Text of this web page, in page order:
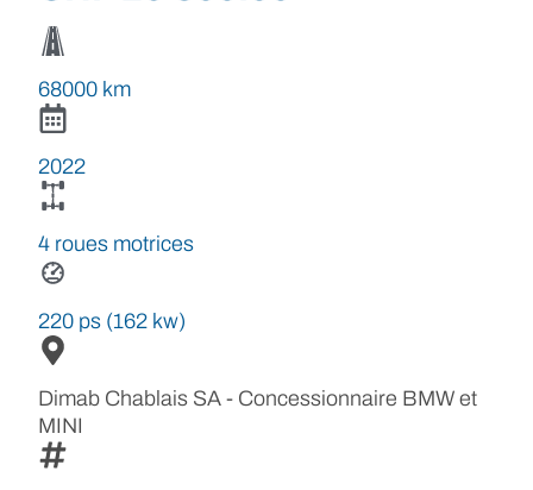
68000 km
2022
4 roues motrices
220 ps (162 kw)
Dimab Chablais SA - Concessionnaire BMW et
MINI